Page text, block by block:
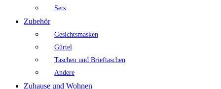
Sets
Zubehör
Gesichtsmasken
Gürtel
Taschen und Brieftaschen
Andere
Zuhause und Wohnen